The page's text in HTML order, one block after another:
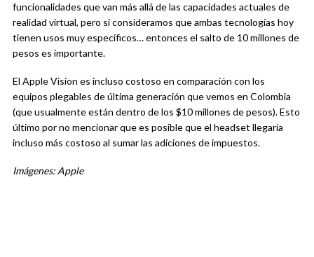
funcionalidades que van más allá de las capacidades actuales de
realidad virtual, pero si consideramos que ambas tecnologías hoy
tienen usos muy específicos… entonces el salto de 10 millones de
pesos es importante.
El Apple Vision es incluso costoso en comparación con los
equipos plegables de última generación que vemos en Colombia
(que usualmente están dentro de los $10 millones de pesos). Esto
último por no mencionar que es posible que el headset llegaría
incluso más costoso al sumar las adiciones de impuestos.
Imágenes: Apple